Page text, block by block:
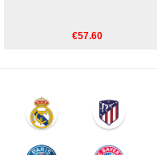
€57.60